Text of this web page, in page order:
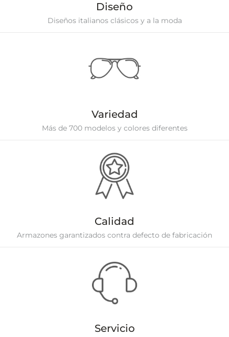
Diseño
Diseños italianos clásicos y a la moda
Variedad
Más de 700 modelos y colores diferentes
Calidad
Armazones garantizados contra defecto de fabricación
Servicio